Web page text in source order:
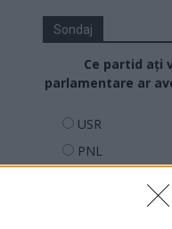
Sondaj
Ce partid ați
parlamentare ar
USR
PNL